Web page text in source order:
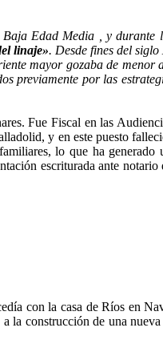
Edad Media , y durante
linaje». Desde fines del
mayor gozaba de
previamente por las
Fue Fiscal en las
y en este puesto
lo que ha generado
escriturada ante notario
con la casa de Ríos en
la construcción de una